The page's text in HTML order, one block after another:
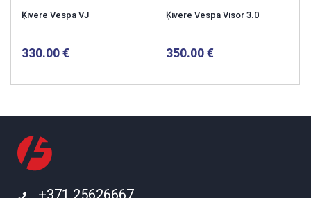
Ķivere Vespa VJ
330.00
Ķivere Vespa Visor 3.0
350.00
+371 25626667